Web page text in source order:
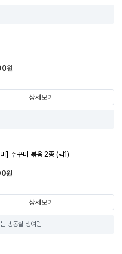
원
상세보기
] 주꾸미 볶음 2종 (택1)
원
상세보기
냉동실 쟁여템